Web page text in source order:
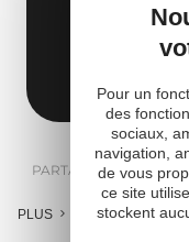
PARTAGER : E-
PLUS
Pour un
des
sociaux,
navigation,
de vous
ce site
stockent